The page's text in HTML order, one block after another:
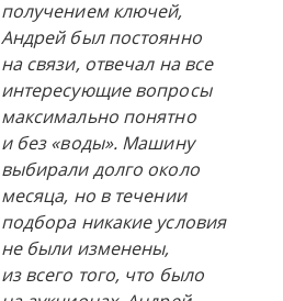
получением ключей,
Андрей был постоянно
на связи, отвечал на все
интересующие вопросы
максимально понятно
и без «воды». Машину
выбирали долго около
месяца, но в течении
подбора никакие условия
не были изменены,
из всего того, что было